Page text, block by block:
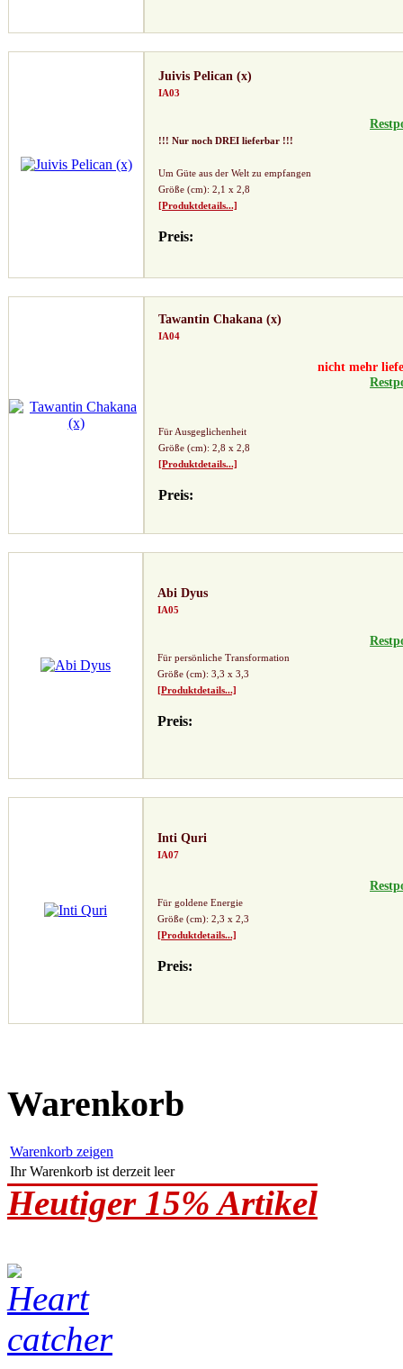
Juivis Pelican (x)
IA03
!!! Nur noch DREI lieferbar !!!
Um Güte aus der Welt zu empfangen
Größe (cm): 2,1 x 2,8
[Produktdetails...]
Preis:
Tawantin Chakana (x)
IA04
nicht mehr
Für Ausgeglichenheit
Größe (cm): 2,8 x 2,8
[Produktdetails...]
Preis:
Abi Dyus
IA05
Für persönliche Transformation
Größe (cm): 3,3 x 3,3
[Produktdetails...]
Preis:
Inti Quri
IA07
Für goldene Energie
Größe (cm): 2,3 x 2,3
[Produktdetails...]
Preis:
Warenkorb
Warenkorb zeigen
Ihr Warenkorb ist derzeit leer
Heutiger 15% Artikel